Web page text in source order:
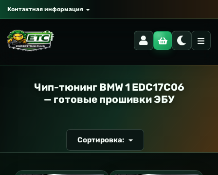
Контактная информация
Чип-тюнинг BMW 1 EDC17C06
— готовые прошивки ЭБУ
Сортировка: